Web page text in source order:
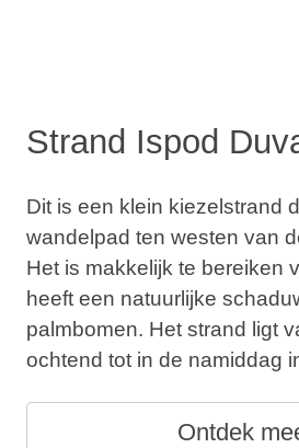
Strand Ispod
Dit is een klein kiezelstrand
wandelpad ten westen van
Het is makkelijk te bereiken
heeft een natuurlijke
palmbomen. Het strand ligt
ochtend tot in de namiddag
Ontdek